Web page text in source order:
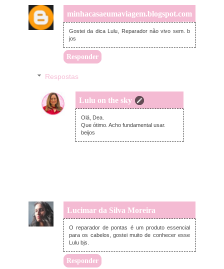
minhacasaeumaviagem.blogspot.com
segunda-feira, dezembro 09, 2024
Gostei da dica Lulu, Reparador não vivo sem. b
jos
Responder
Respostas
Lulu on the sky
sábado, dezembro 14, 2024
Olá, Dea.
Que ótimo. Acho fundamental usar.
beijos
Lucimar da Silva Moreira
segunda-feira, dezembro 09, 2024
O reparador de pontas é um produto essencial
para os cabelos, gostei muito de conhecer esse
Lulu bjs.
Responder